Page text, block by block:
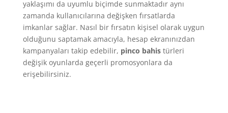
yaklaşımı da uyumlu biçimde sunmaktadır aynı
zamanda kullanıcılarına değişken fırsatlarda
imkanlar sağlar. Nasıl bir fırsatın kişisel olarak uygun
olduğunu saptamak amacıyla, hesap ekranınızdan
kampanyaları takip edebilir, pinco bahistürleri
değişik oyunlarda geçerli promosyonlara da
erişebilirsiniz.